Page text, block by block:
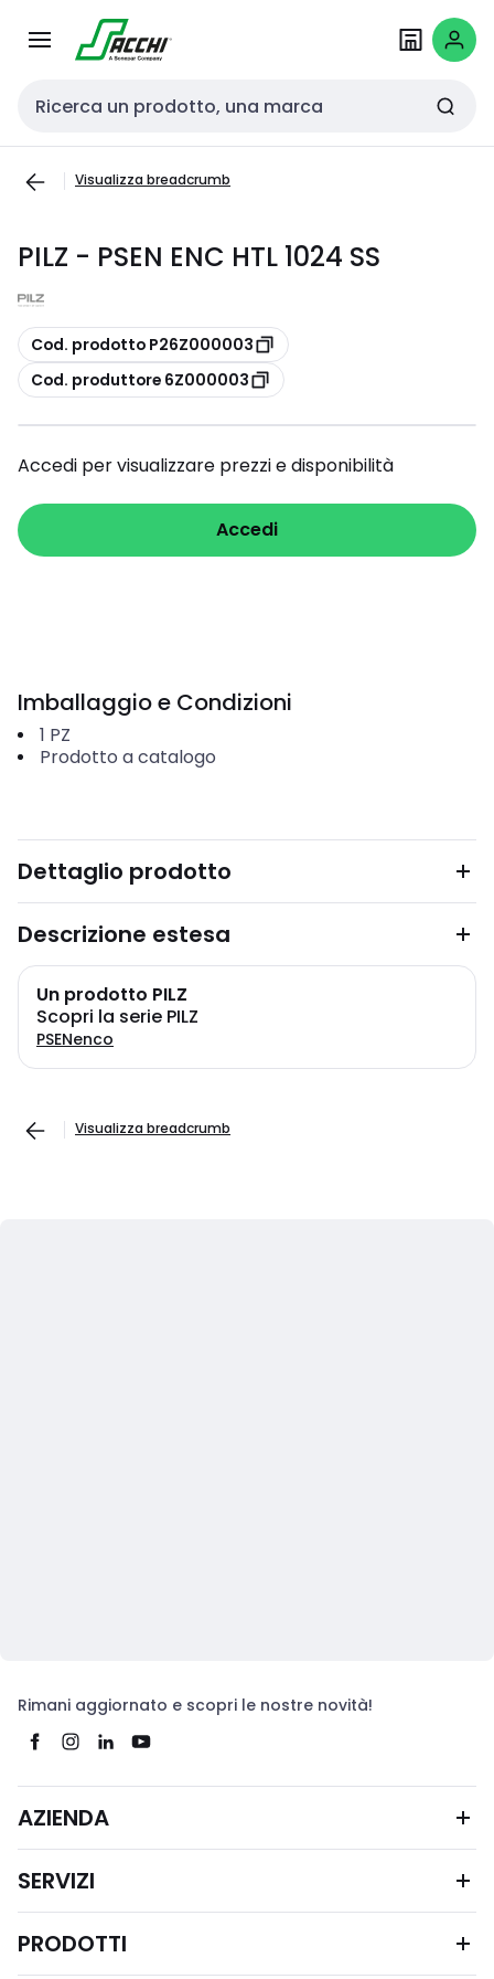
navigazionecontenuto
Cerca input
Visualizza breadcrumb
PILZ - PSEN ENC HTL 1024 SS
copia
Cod. prodotto P26Z000003
copia
Cod. produttore 6Z000003
Accedi per visualizzare prezzi e disponibilità
Accedi
Imballaggio e Condizioni
1 PZ
Prodotto a catalogo
Dettaglio prodotto
Descrizione estesa
Un prodotto PILZ
Scopri la serie PILZ
PSENenco
Visualizza breadcrumb
Rimani aggiornato e scopri le nostre novità!
AZIENDA
SERVIZI
PRODOTTI